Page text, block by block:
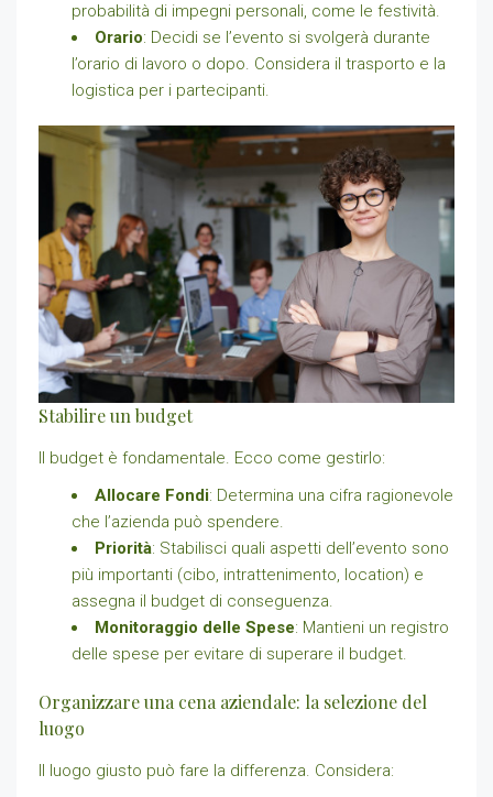
probabilità di impegni personali, come le festività.
Orario: Decidi se l’evento si svolgerà durante
l’orario di lavoro o dopo. Considera il trasporto e la
logistica per i partecipanti.
Stabilire un budget
Il budget è fondamentale. Ecco come gestirlo:
Allocare Fondi: Determina una cifra ragionevole
che l’azienda può spendere.
Priorità: Stabilisci quali aspetti dell’evento sono
più importanti (cibo, intrattenimento, location) e
assegna il budget di conseguenza.
Monitoraggio delle Spese: Mantieni un registro
delle spese per evitare di superare il budget.
Organizzare una cena aziendale: la selezione del
luogo
Il luogo giusto può fare la differenza. Considera: